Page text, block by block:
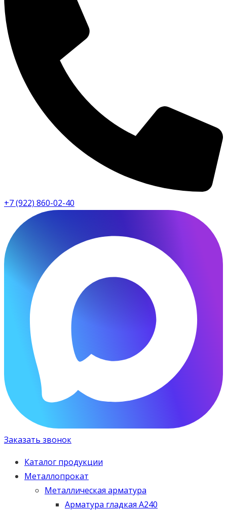
+7 (922) 860-02-40
Заказать звонок
Каталог продукции
Металлопрокат
Металлическая арматура
Арматура гладкая А240